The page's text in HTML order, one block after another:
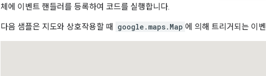
체에 이벤트 핸들러를 등록하여 코드를 실행합니다.
다음 샘플은 지도와 상호작용할 때 google.maps.Map 에 의해 트리거되는 이